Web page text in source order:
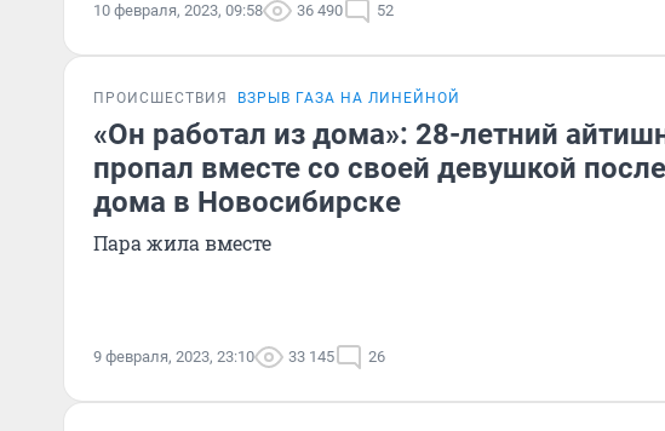
10 февраля, 2023, 09:58 36 490 52
ПРОИСШЕСТВИЯ ВЗРЫВ ГАЗА НА ЛИНЕЙНОЙ
«Он работал из дома»: 28-летний
пропал вместе со своей девушкой
дома в Новосибирске
Пара жила вместе
9 февраля, 2023, 23:10 33 145 26